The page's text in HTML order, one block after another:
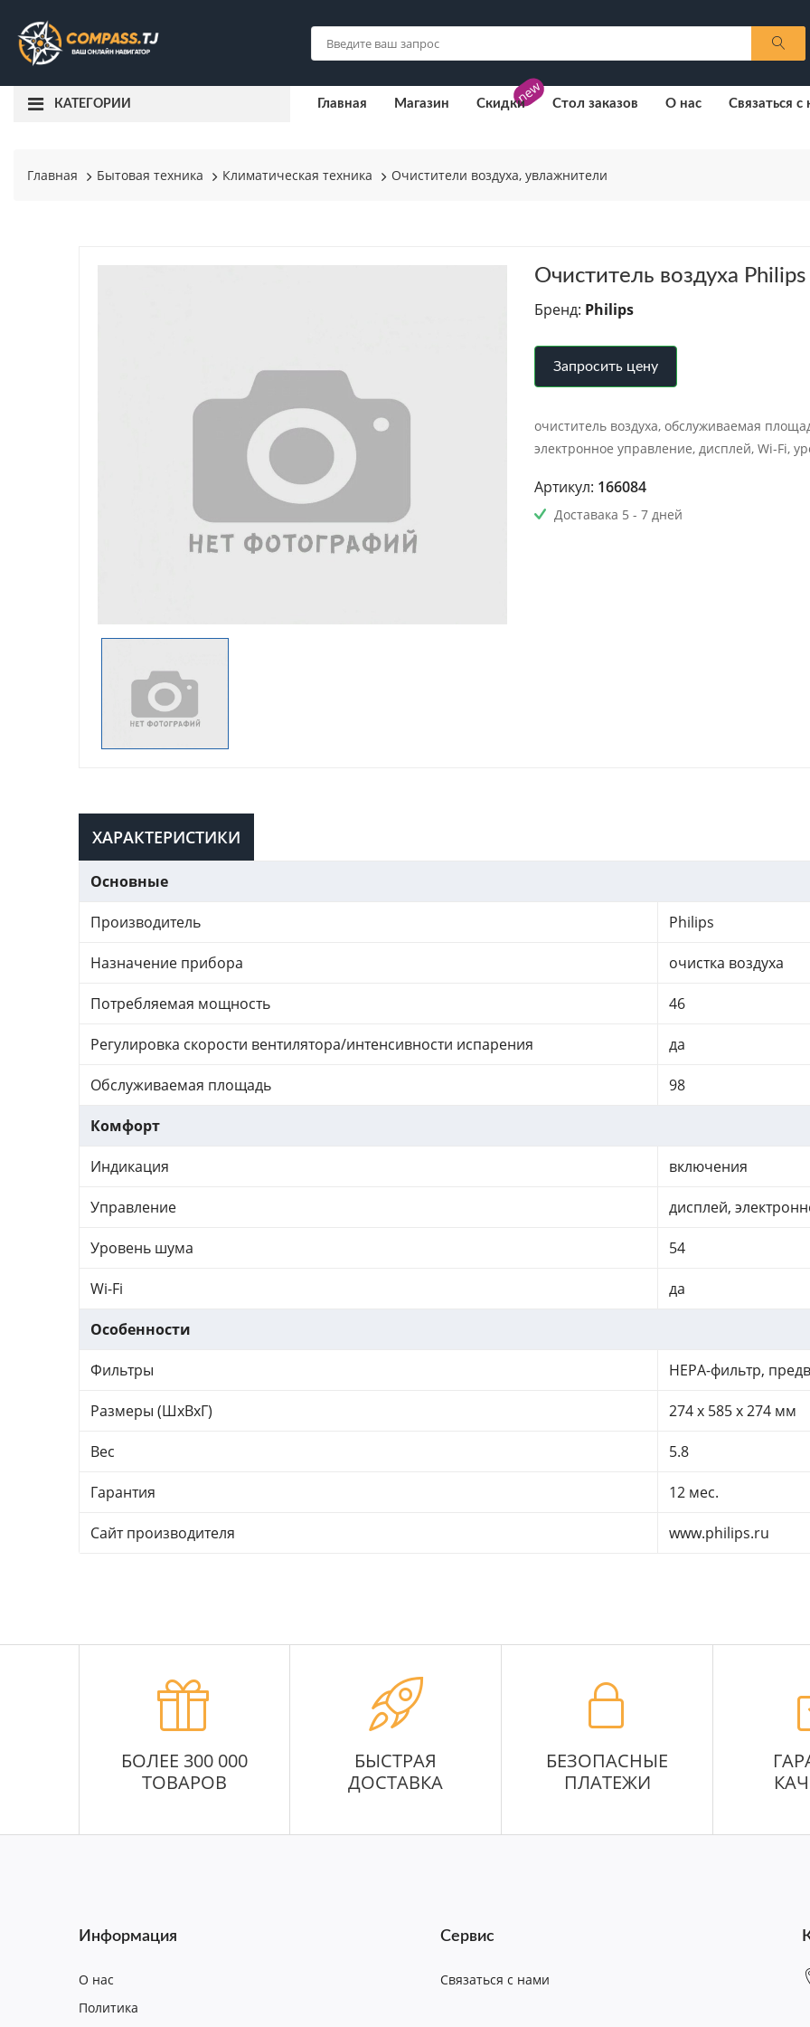
КАТЕГОРИИ Главная Магазин new
Скидки Стол заказов О нас Связаться с
Главная Бытовая техника Климатическая техника Очистители воздуха, увлажнители
Очиститель воздуха
Бренд: Philips
Запросить цену
очиститель воздуха, обслуживаемая
электронное управление, дисплей, Wi-Fi,
Артикул: 166084
Доставака 5 - 7 дней
ХАРАКТЕРИСТИКИ
Основные
Производитель Philips
Назначение прибора очистка воздуха
Потребляемая мощность 46
Регулировка скорости вентилятора/интенсивности испарения да
Обслуживаемая площадь 98
Комфорт
Индикация включения
Управление дисплей,
Уровень шума 54
Wi-Fi да
Особенности
Фильтры НЕРА-фильтр,
Размеры (ШхВхГ) 274 x 585 x 274 мм
Вес 5.8
Гарантия 12 мес.
Сайт производителя www.philips.ru
БОЛЕЕ 300 000
ТОВАРОВ
БЫСТРАЯ
ДОСТАВКА
БЕЗОПАСНЫЕ
ПЛАТЕЖИ
Информация
О нас
Политика
Сервис
Связаться с нами